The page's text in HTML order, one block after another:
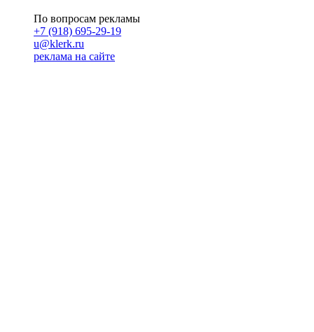
По вопросам рекламы
+7 (918) 695-29-19
u@klerk.ru
реклама на сайте